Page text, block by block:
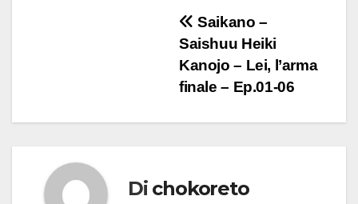
Navigazione
Saikano –
Saishuu Heiki
Kanojo – Lei, l’arma
finale – Ep.01-06
Di chokoreto